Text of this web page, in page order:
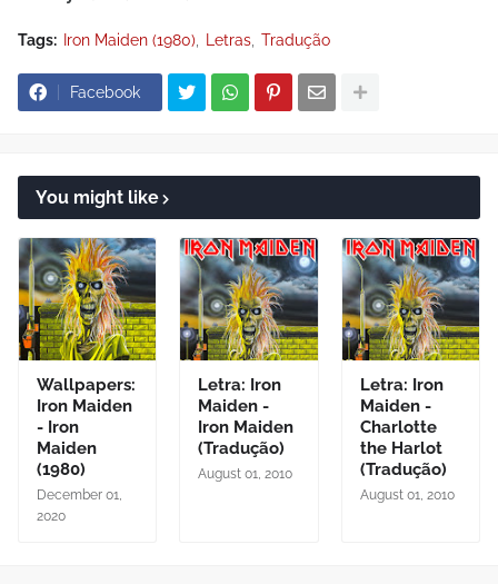
Tags: Iron Maiden (1980) Letras Tradução
Facebook
You might like
Wallpapers:
Iron Maiden
- Iron
Maiden
(1980)
December 01,
2020
Letra: Iron
Maiden -
Iron Maiden
(Tradução)
August 01, 2010
Letra: Iron
Maiden -
Charlotte
the Harlot
(Tradução)
August 01, 2010